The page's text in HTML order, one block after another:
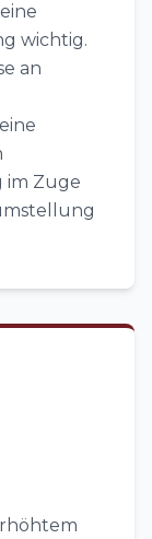
wichtig.
an
im Zuge